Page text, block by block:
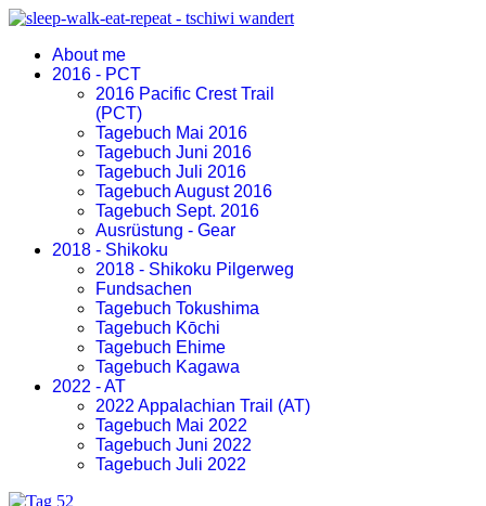
About me
2016 - PCT
2016 Pacific Crest Trail
(PCT)
Tagebuch Mai 2016
Tagebuch Juni 2016
Tagebuch Juli 2016
Tagebuch August 2016
Tagebuch Sept. 2016
Ausrüstung - Gear
2018 - Shikoku
2018 - Shikoku Pilgerweg
Fundsachen
Tagebuch Tokushima
Tagebuch Kōchi
Tagebuch Ehime
Tagebuch Kagawa
2022 - AT
2022 Appalachian Trail (AT)
Tagebuch Mai 2022
Tagebuch Juni 2022
Tagebuch Juli 2022